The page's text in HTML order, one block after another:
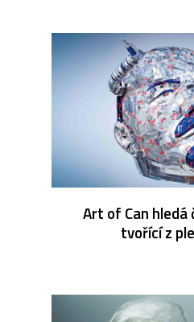
Art of Can hledá
tvořící z